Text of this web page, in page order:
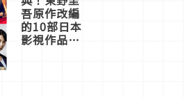
吾原作改編
的10部日本
影視作品推